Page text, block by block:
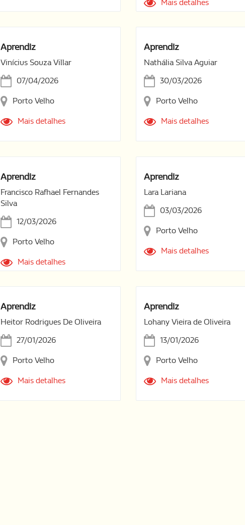
Mais detalhes
Aprendiz
Vinícius Souza Villar
07/04/2026
Porto Velho
Mais detalhes
Aprendiz
Nathália Silva Aguiar
30/03/2026
Porto Velho
Mais detalhes
Aprendiz
Francisco Rafhael Fernandes
Silva
12/03/2026
Porto Velho
Mais detalhes
Aprendiz
Lara Lariana
03/03/2026
Porto Velho
Mais detalhes
Aprendiz
Heitor Rodrigues De Oliveira
27/01/2026
Porto Velho
Mais detalhes
Aprendiz
Lohany Vieira de Oliveira
13/01/2026
Porto Velho
Mais detalhes